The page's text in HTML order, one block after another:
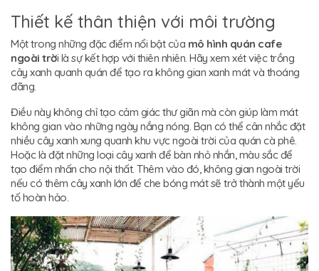
Thiết kế thân thiện với môi trường
Một trong những đặc điểm nổi bật của mô hình quán cafe
ngoài trời là sự kết hợp với thiên nhiên. Hãy xem xét việc trồng
cây xanh quanh quán để tạo ra không gian xanh mát và thoáng
đãng.
Điều này không chỉ tạo cảm giác thư giãn mà còn giúp làm mát
không gian vào những ngày nắng nóng. Bạn có thể cân nhắc đặt
nhiều cây xanh xung quanh khu vực ngoài trời của quán cà phê.
Hoặc là đặt những loại cây xanh để bàn nhỏ nhắn, màu sắc để
tạo điểm nhấn cho nội thất. Thêm vào đó, không gian ngoài trời
nếu có thêm cây xanh lớn để che bóng mát sẽ trở thành một yếu
tố hoàn hảo.